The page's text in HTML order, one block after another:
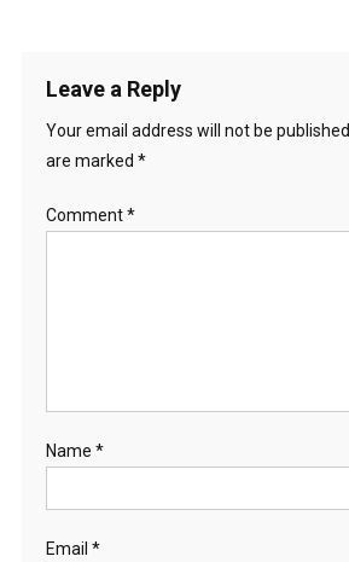
Leave a Reply
Your email address will not be published.
are marked *
Comment*
Name *
Email *